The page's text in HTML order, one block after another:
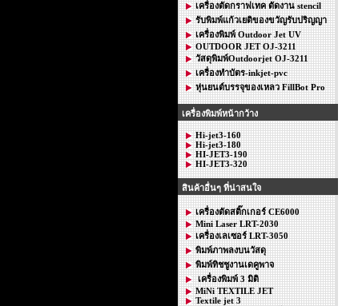
เครื่องตัดกราฟเทค ตัดงาน stencil
รับพิมพ์แก้วเยติของขวัญรับปริญญา
เครื่องพิมพ์ Outdoor Jet UV
OUTDOOR JET OJ-3211
วัสดุพิมพ์Outdoorjet OJ-3211
เครื่องทำบัตร-inkjet-pvc
หุ่นยนต์บรรจุของเหลว FillBot Pro
เครื่องพิมพ์หน้ากว้าง
Hi-jet3-160
Hi-jet3-180
HI-JET3-190
HI-JET3-320
สินค้าอื่นๆ ที่น่าสนใจ
เครื่องตัดสติ๊กเกอร์ CE6000
Mini Laser LRT-2030
เครื่องเลเซอร์ LRT-3050
พิมพ์ภาพลงบนวัสดุ
พิมพ์ทิชชูงานเดคูพาจ
เครื่องพิมพ์ 3 มิติ
MiNi TEXTILE JET
Textile jet 3